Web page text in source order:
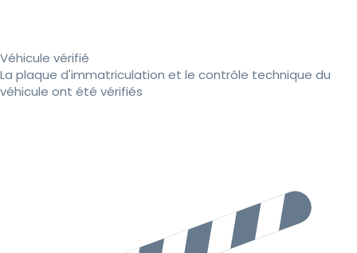
Véhicule vérifié
La plaque d'immatriculation et le contrôle technique du
véhicule ont été vérifiés